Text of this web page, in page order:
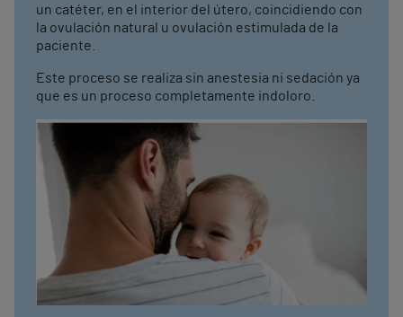
un catéter, en el interior del útero, coincidiendo con
la ovulación natural u ovulación estimulada de la
paciente.
Este proceso se realiza sin anestesia ni sedación ya
que es un proceso completamente indoloro.